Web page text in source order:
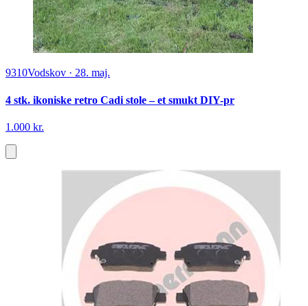
9310Vodskov · 28. maj.
4 stk. ikoniske retro Cadi stole – et smukt DIY-pr
1.000 kr.